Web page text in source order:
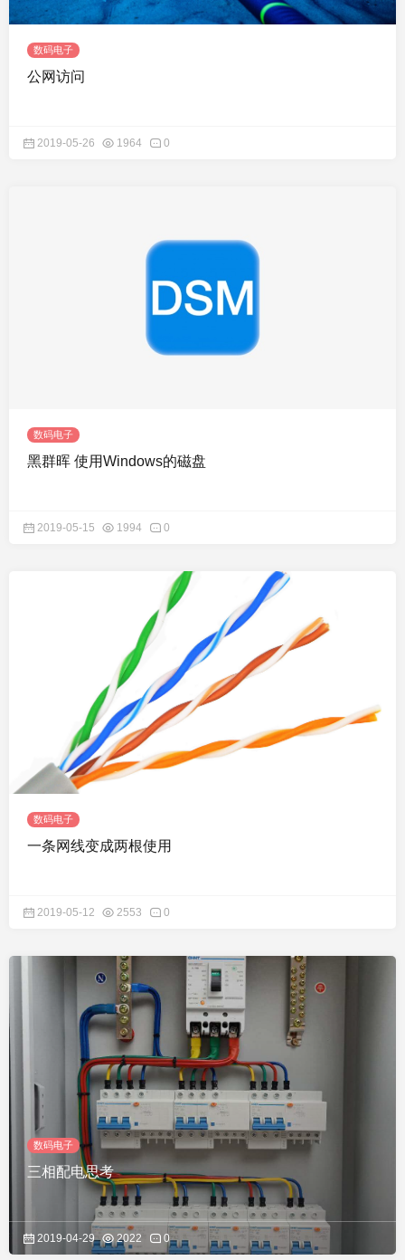
数码电子
公网访问
2019-05-26 1964 0
数码电子
黑群晖 使用Windows的磁盘
2019-05-15 1994 0
数码电子
一条网线变成两根使用
2019-05-12 2553 0
数码电子
三相配电思考
2019-04-29 2022 0